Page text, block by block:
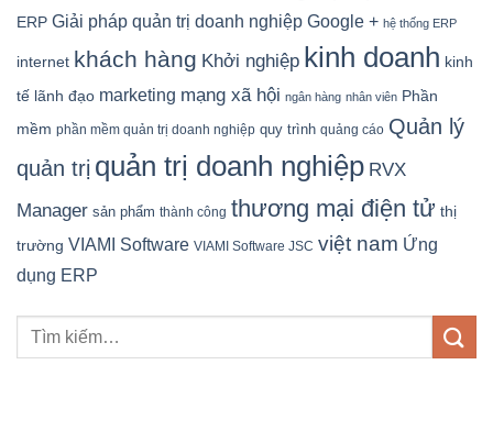
ERP Giải pháp quản trị doanh nghiệp Google + hệ thống ERP
internet khách hàng Khởi nghiệp kinh doanh kinh
tế lãnh đạo marketing mạng xã hội ngân hàng nhân viên Phần
mềm phần mềm quản trị doanh nghiệp quy trình quảng cáo Quản lý
quản trị quản trị doanh nghiệp RVX
Manager sản phẩm thành công thương mại điện tử thị
trường VIAMI Software VIAMI Software JSC việt nam Ứng
dụng ERP